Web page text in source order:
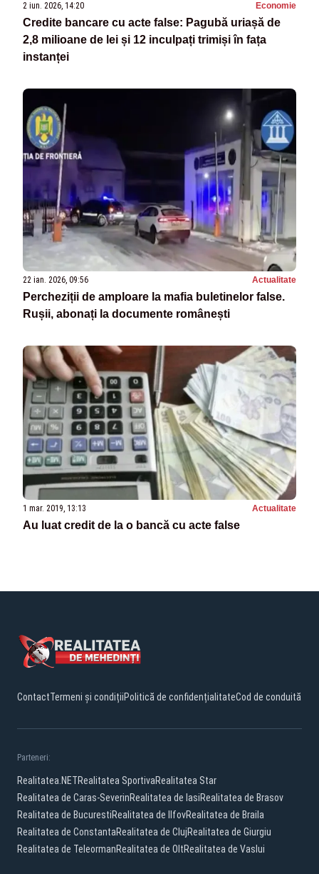
2 iun. 2026, 14:20 Economie
Credite bancare cu acte false: Pagubă uriașă de
2,8 milioane de lei și 12 inculpați trimiși în fața
instanței
22 ian. 2026, 09:56 Actualitate
Percheziții de amploare la mafia buletinelor false.
Rușii, abonați la documente românești
1 mar. 2019, 13:13 Actualitate
Au luat credit de la o bancă cu acte false
ContactTermeni și condițiiPolitică de confidențialitateCod de conduită
Parteneri:
Realitatea.NETRealitatea SportivaRealitatea Star
Realitatea de Caras-SeverinRealitatea de IasiRealitatea de Brasov
Realitatea de BucurestiRealitatea de IlfovRealitatea de Braila
Realitatea de ConstantaRealitatea de ClujRealitatea de Giurgiu
Realitatea de TeleormanRealitatea de OltRealitatea de Vaslui